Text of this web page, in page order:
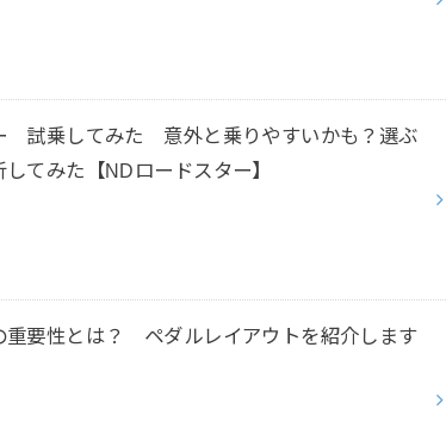
試乗してみた 意外と乗りやすいかも？選ぶ
てみた【NDロードスター】
重要性とは？ ペダルレイアウトを紹介します